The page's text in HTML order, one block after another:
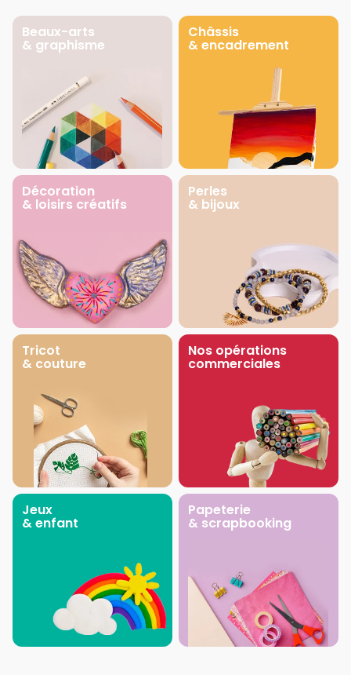
Beaux-arts
& graphisme
Châssis
& encadrement
Décoration
& loisirs créatifs
Perles
& bijoux
Tricot
& couture
Nos opérations
commerciales
Jeux
& enfant
Papeterie
& scrapbooking